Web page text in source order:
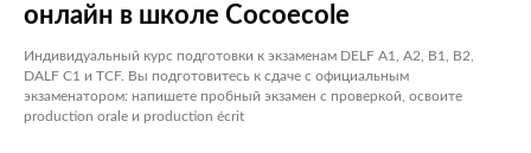
онлайн в школе Cocoecole
Индивидуальный курс подготовки к экзаменам DELF A1, A2, B1, B2,
DALF С1 и TCF. Вы подготовитесь к сдаче с официальным
экзаменатором: напишете пробный экзамен с проверкой, освоите
production orale и production écrit